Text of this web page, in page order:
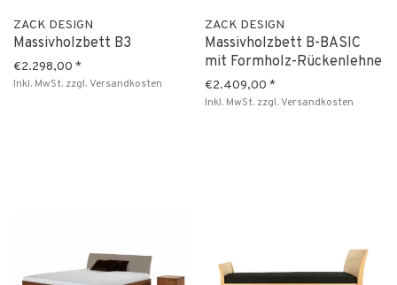
ZACK DESIGN
Massivholzbett B3
€2.298,00 *
Inkl. MwSt. zzgl.Versandkosten
ZACK DESIGN
Massivholzbett B-BASIC
mit Formholz-Rückenlehne
€2.409,00 *
Inkl. MwSt. zzgl.Versandkosten